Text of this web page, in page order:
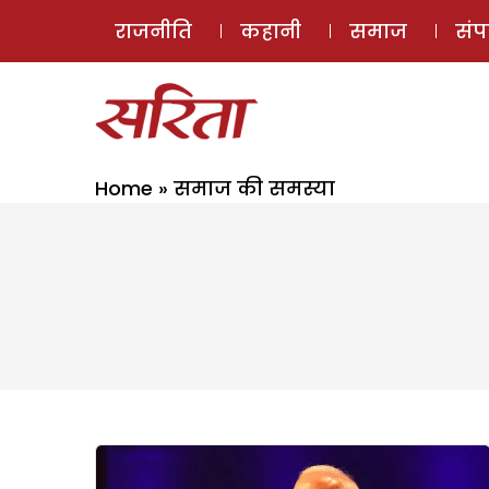
राजनीति कहानी समाज
Home » समाज की समस्या